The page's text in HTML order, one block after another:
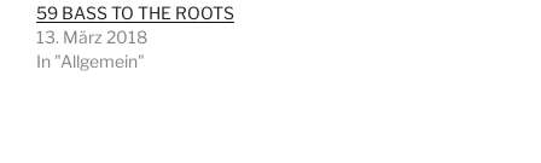
59 BASS TO THE ROOTS
13. März 2018
In "Allgemein"